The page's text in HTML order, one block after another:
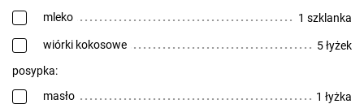
mleko 1 szklanka
wiórki kokosowe
5 łyżek
posypka:
masło
1 łyżka